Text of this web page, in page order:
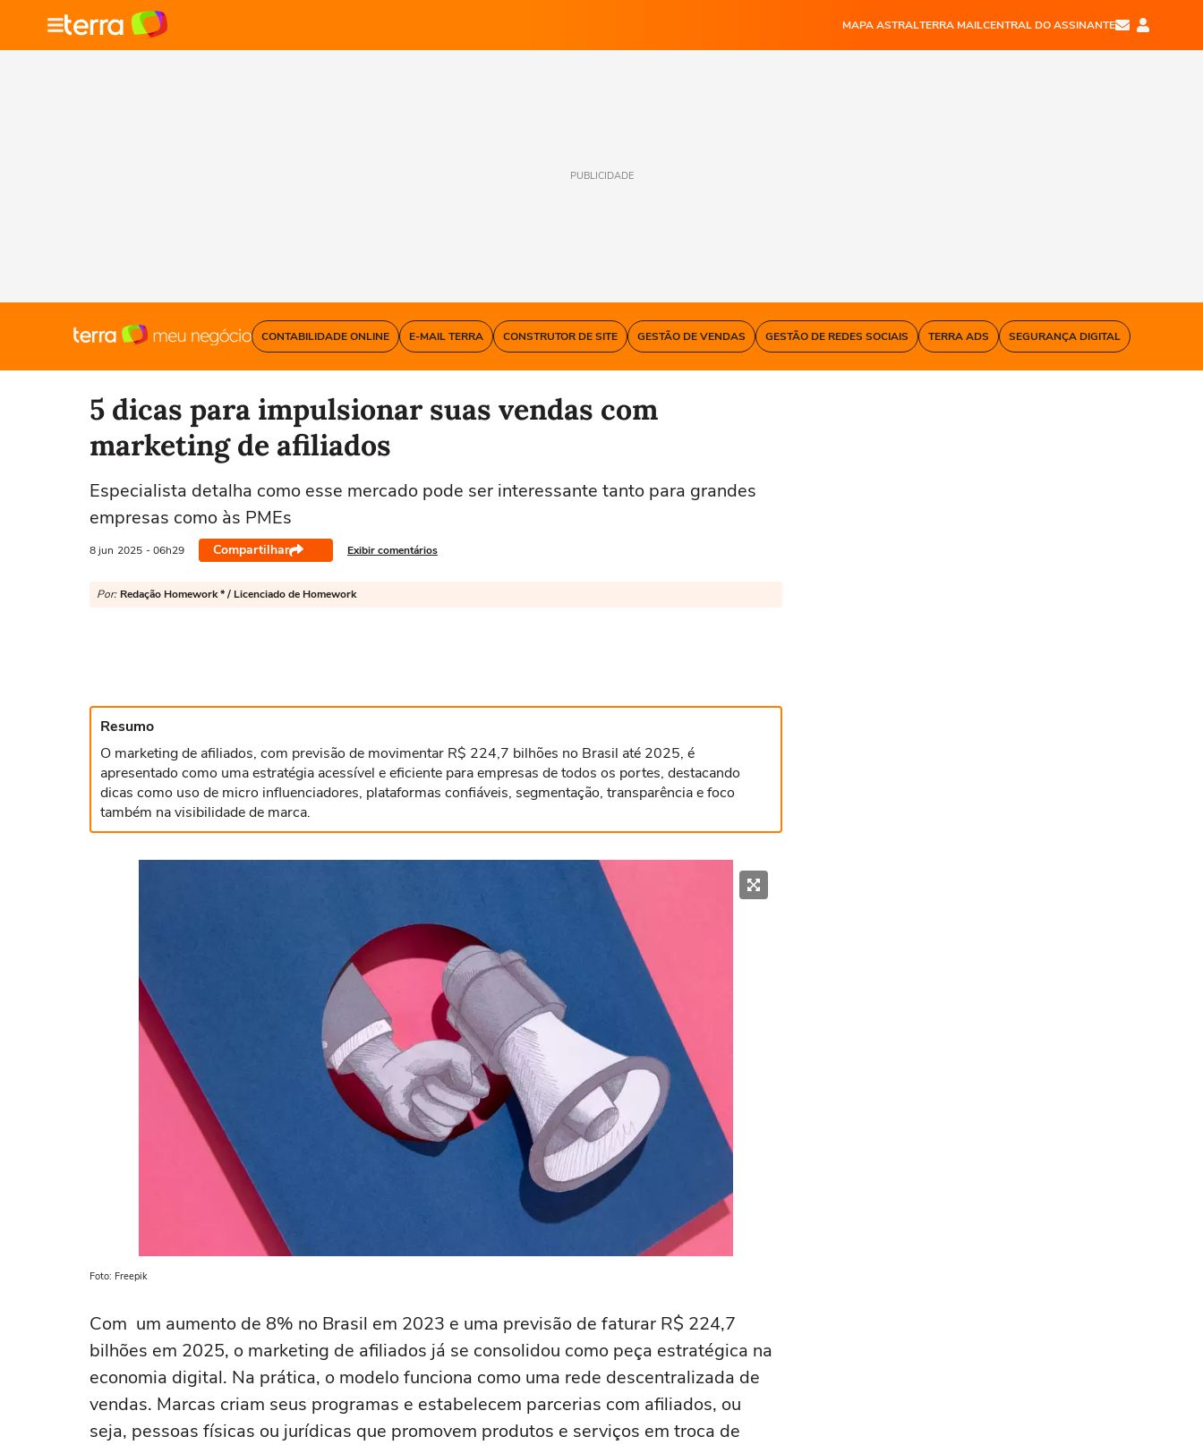
MAPA ASTRALTERRA MAILCENTRAL DO ASSINANTE
PUBLICIDADE
CONTABILIDADE ONLINE E-MAIL TERRA CONSTRUTOR DE SITE GESTÃO DE VENDAS GESTÃO DE REDES SOCIAIS TERRA ADS SEGURANÇA DIGITAL
5 dicas para impulsionar suas vendas com
marketing de afiliados
Especialista detalha como esse mercado pode ser interessante tanto para grandes
empresas como às PMEs
8 jun 2025 - 06h29 Compartilhar Exibir comentários
Por: Redação Homework * / Licenciado de Homework
Resumo
O marketing de afiliados, com previsão de movimentar R$ 224,7 bilhões no Brasil até 2025, é
apresentado como uma estratégia acessível e eficiente para empresas de todos os portes, destacando
dicas como uso de micro influenciadores, plataformas confiáveis, segmentação, transparência e foco
também na visibilidade de marca.
Foto: Freepik
Com um aumento de 8% no Brasil em 2023 e uma previsão de faturar R$ 224,7
bilhões em 2025, o marketing de afiliados já se consolidou como peça estratégica na
economia digital. Na prática, o modelo funciona como uma rede descentralizada de
vendas. Marcas criam seus programas e estabelecem parcerias com afiliados, ou
seja, pessoas físicas ou jurídicas que promovem produtos e serviços em troca de